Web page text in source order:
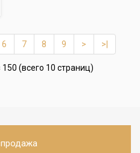
6 7 8 9 > >|
150 (всего 10 страниц)